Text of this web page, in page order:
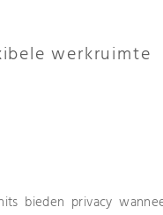
werkruimte
bieden privacy